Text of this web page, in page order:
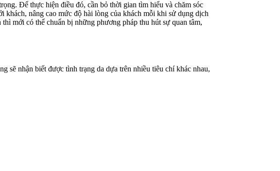
Để thực hiện điều đó, cần bỏ thời gian tìm hiểu và chăm sóc
khách, nâng cao mức độ hài lòng của khách mỗi khi sử dụng dịch
mới có thể chuẩn bị những phương pháp thu hút sự quan tâm,
sẽ nhận biết được tình trạng da dựa trên nhiều tiêu chí khác nhau,